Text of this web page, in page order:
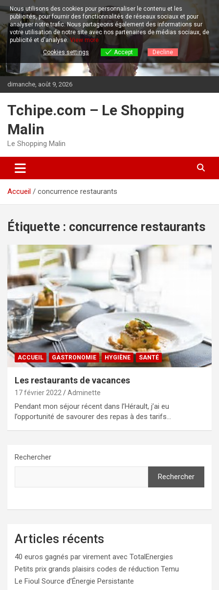
Aller
au
contenu
dimanche, août 9, 2026
Tchipe.com – Le Shopping
Malin
Le Shopping Malin
Accueil concurrence restaurants
Étiquette : concurrence restaurants
ACCUEIL GASTRONOMIE HYGIÈNE SANTÉ
Les restaurants de vacances
17 février 2022 Adminette
Pendant mon séjour récent dans l’Hérault, j’ai eu
l’opportunité de savourer des repas à des tarifs…
Rechercher
Rechercher
Articles récents
40 euros gagnés par virement avec TotalEnergies
Petits prix grands plaisirs codes de réduction Temu
Le Fioul Source d’Énergie Persistante
Nous utilisons des cookies pour personnaliser le contenu et les
publicités, pour fournir des fonctionnalités de réseaux sociaux et pour
analyser notre trafic.Nous partageons également des informations sur
votre utilisation de notre site avec nos partenaires de médias sociaux, de
publicité et d'analyse. View more
Cookies settings
Accept Decline